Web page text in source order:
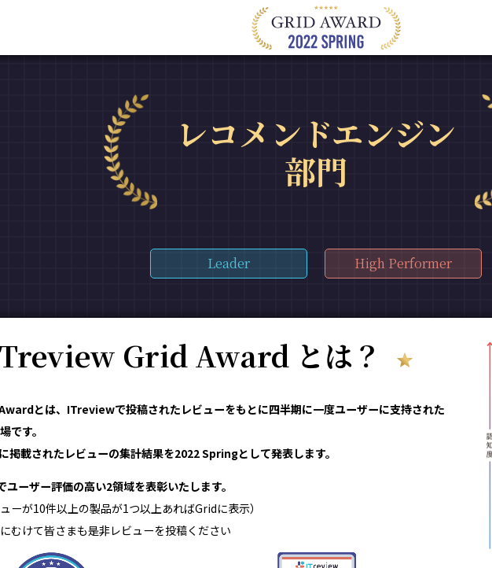
レコメンドエンジン
部門
Leader High Performer
Grid Award とは？
とは、ITreviewで投稿されたレビューをもとに四半期に一度ユーザーに支持された
です。
掲載されたレビューの集計結果を2022 Springとして発表します。
ーザー評価の高い2領域を表彰いたします。
ューが10件以上の製品が1つ以上あればGridに表示）
むけて皆さまも是非レビューを投稿ください